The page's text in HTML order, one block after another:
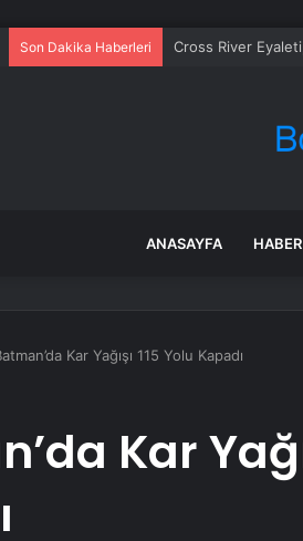
Son Dakika Haberleri Cross River
ANASAYFA HABER
Kar Yağışı 115 Yolu Kapadı
Kar